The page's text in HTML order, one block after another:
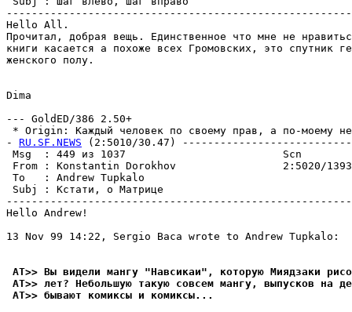
Hello All.
Прочитал, добрая вещь. Единственное что мне не
книги касается а похоже всех Громовских, это спутник
женского полу.
Dima
--- GoldED/386 2.50+
* Origin: Каждый человек по своему прав, а по-моему
- RU.SF.NEWS (2:5010/30.47)
Msg  : 449 из 1037
From : Konstantin Dorokhov                 2:5020/
To   : Andrew Tupkalo
Subj : Кстати, о
Hello Andrew!
13 Nov 99 14:22, Sergio Baca wrote to Andrew Tupkalo:
AT>> Вы видели мангу "Навсикаи", которую Миядзаки
AT>> лет? Небольшую такую совсем мангу, выпусков на
AT>> бывают комиксы и комиксы...